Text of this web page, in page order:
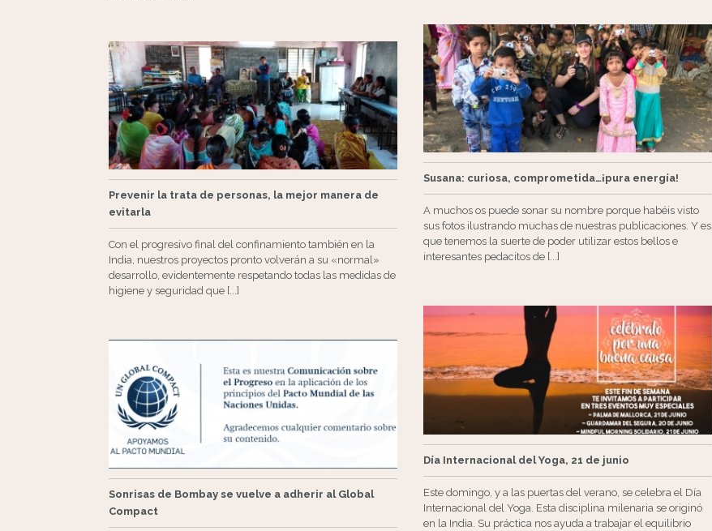
Susana: curiosa, comprometida…¡pura energía!
A muchos os puede sonar su nombre porque habéis visto
sus fotos ilustrando muchas de nuestras publicaciones. Y es
que tenemos la suerte de poder utilizar estos bellos e
interesantes pedacitos de [...]
Prevenir la trata de personas, la mejor manera de
evitarla
Con el progresivo final del confinamiento también en la
India, nuestros proyectos pronto volverán a su «normal»
desarrollo, evidentemente respetando todas las medidas de
higiene y seguridad que [...]
Día Internacional del Yoga, 21 de junio
Este domingo, y a las puertas del verano, se celebra el Día
Internacional del Yoga. Esta disciplina milenaria se originó
en la India. Su práctica nos ayuda a trabajar el equilibrio
Sonrisas de Bombay se vuelve a adherir al Global
Compact